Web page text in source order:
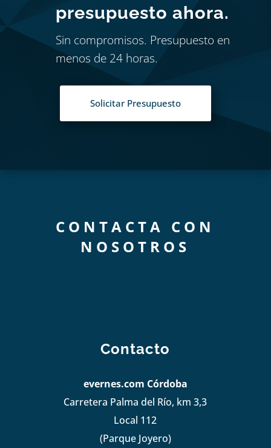
presupuesto ahora.
Sin compromisos. Presupuesto en
menos de 24 horas.
Solicitar Presupuesto
CONTACTA CON
NOSOTROS
Contacto
evernes.com Córdoba
Carretera Palma del Río, km 3,3
Local 112
(Parque Joyero)